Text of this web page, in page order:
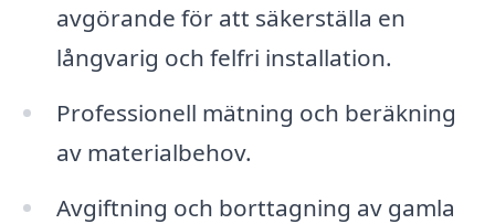
avgörande för att säkerställa en
långvarig och felfri installation.
Professionell mätning och beräkning
av materialbehov.
Avgiftning och borttagning av gamla